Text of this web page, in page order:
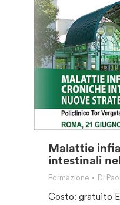
Malattie
intestinali
Formazione Di
Costo: gratuito